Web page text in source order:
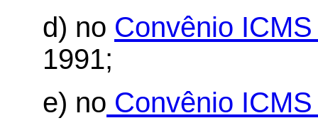
d) no Convênio
1991;
e) no Convênio